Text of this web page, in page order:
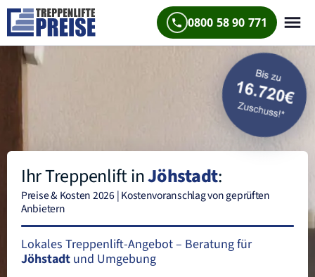
0800 58 90 771
Ihr Treppenlift inJöhstadt:
Preise & Kosten 2026 | Kostenvoranschlag von geprüften
Anbietern
Lokales Treppenlift-Angebot – Beratung für
Jöhstadt und Umgebung